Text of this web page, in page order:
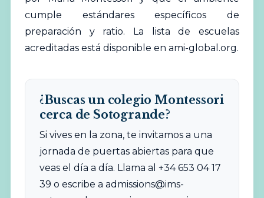
cumple estándares específicos de
preparación y ratio. La lista de escuelas
acreditadas está disponible en ami-global.org.
¿Buscas un colegio Montessori
cerca de Sotogrande?
Si vives en la zona, te invitamos a una
jornada de puertas abiertas para que
veas el día a día. Llama al +34 653 04 17
39 o escribe a admissions@ims-